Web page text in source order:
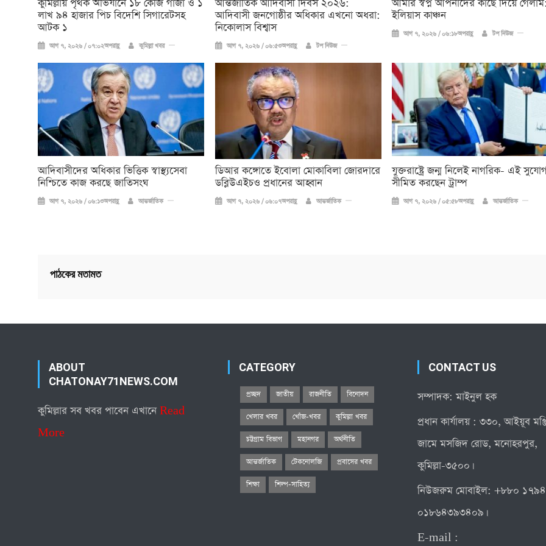
কুমিল্লায় পৃথক অভিযানে ১৮ কেজি গাঁজা ও ১
লাখ ৯৪ হাজার পিচ বিদেশি সিগারেটসহ
আটক ১
আগ ৭, ২০২৬ / ০৭:০২অপরাহ্ণ কুমিল্লা খবর
আন্তর্জাতিক আদিবাসী দিবস ২০২৬:
আদিবাসী জনগোষ্ঠীর অধিকার এখনো অধরা:
নিকোলাস বিশ্বাস
আগ ৭, ২০২৬ / ০৬:৫৩অপরাহ্ণ টপ নিউজ
আমার স্বপ্ন আপনাদের কাছে দিয়ে
ইলিয়াস কাঞ্চন
আগ ৭, ২০২৬ / ০৬:১৮অপরাহ্ণ টপ নিউজ
আদিবাসীদের অধিকার ভিত্তিক স্বাস্থ্যসেবা
নিশ্চিতে কাজ করছে জাতিসংঘ
আগ ৭, ২০২৬ / ০৬:১৩অপরাহ্ণ আন্তর্জাতিক
ডিআর কঙ্গোতে ইবোলা মোকাবিলা জোরদারে
ডব্লিউএইচও প্রধানের আহ্বান
আগ ৭, ২০২৬ / ০৬:০৭অপরাহ্ণ আন্তর্জাতিক
যুক্তরাষ্ট্রে জন্ম নিলেই নাগরিক- এই
সীমিত করছেন ট্রাম্প
আগ ৭, ২০২৬ / ০৫:৫৮অপরাহ্ণ আন্তর্জাতিক
পাঠকের মতামত
ABOUT
CHATONAY71NEWS.COM
কুমিল্লার সব খবর পাবেন এখানেRead
More
CATEGORY
প্রচ্ছদ জাতীয় রাজনীতি বিনোদন
খেলার খবর খোঁজ-খবর কুমিল্লা খবর
চট্টগ্রাম বিভাগ মহানগর অর্থনীতি
আন্তর্জাতিক টেকনোলজি প্রবাসের খবর
শিক্ষা শিল্প-সাহিত্য
CONTACT US
সম্পাদক: মাইনুল হক
প্রধান কার্যালয় : ৩৩০, আইয়ূব
জামে মসজিদ রোড, মনোহরপুর,
কুমিল্লা-৩৫০০।
নিউজরুম মোবাইল: +৮৮০
০১৮৬৪৩৯৩৪০৯।
E-mail :